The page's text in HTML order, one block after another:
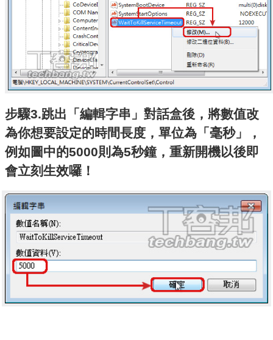
步驟3.跳出「編輯字串」對話盒後，將數值改
為你想要設定的時間長度，單位為「毫秒」，
例如圖中的5000則為5秒鐘，重新開機以後即
會立刻生效囉！